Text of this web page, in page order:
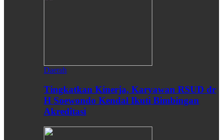
Daerah
Tingkatkan Kinerja, Karyawan RSUD dr
H Soewondo Kendal Ikuti Bimbingan
Akreditasi